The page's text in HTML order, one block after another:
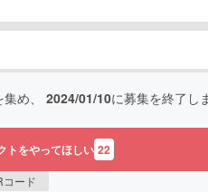
め、 2024/01/10に募集を終了し
トをやってほしい 22
コード